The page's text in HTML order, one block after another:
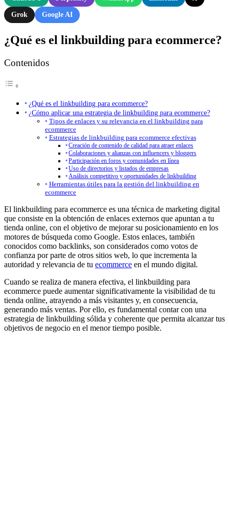
Grok Google AI
¿Qué es el linkbuilding para ecommerce?
Contenidos
¿Qué es el linkbuilding para ecommerce?
¿Cómo aplicar una estrategia de linkbuilding para ecommerce?
Tipos de enlaces y su relevancia en el linkbuilding para
ecommerce
Estrategias de linkbuilding para ecommerce efectivas
Creación de contenido de calidad para atraer enlaces
Colaboraciones y alianzas con influencers y bloggers
Participación en foros y comunidades en línea
Uso de directorios y listados de empresas
Análisis competitivo y oportunidades de linkbuilding
Herramientas útiles para la gestión del linkbuilding en
ecommerce
El linkbuilding para ecommerce es una técnica de marketing digital
que consiste en la obtención de enlaces externos que apuntan a tu
tienda online, con el objetivo de mejorar su posicionamiento en los
motores de búsqueda como Google. Estos enlaces, también
conocidos como backlinks, son considerados como votos de
confianza por parte de otros sitios web, lo que incrementa la
autoridad y relevancia de tu ecommerce en el mundo digital.
Cuando se realiza de manera efectiva, el linkbuilding para
ecommerce puede aumentar significativamente la visibilidad de tu
tienda online, atrayendo a más visitantes y, en consecuencia,
generando más ventas. Por ello, es fundamental contar con una
estrategia de linkbuilding sólida y coherente que permita alcanzar tus
objetivos de negocio en el menor tiempo posible.